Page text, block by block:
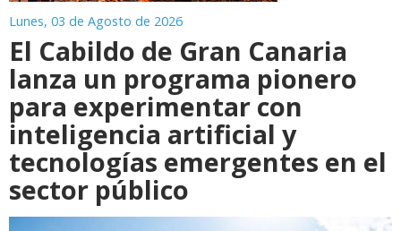
Lunes, 03 de Agosto de 2026
El Cabildo de Gran Canaria
lanza un programa pionero
para experimentar con
inteligencia artificial y
tecnologías emergentes en el
sector público